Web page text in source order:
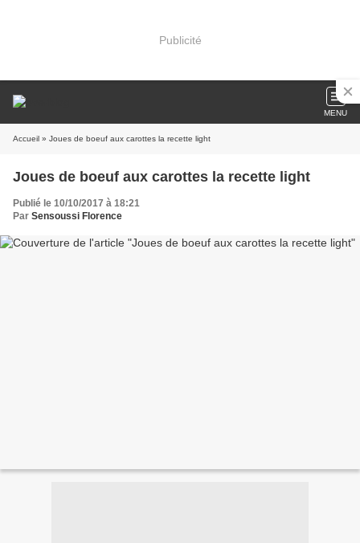
Publicité
MENU
Accueil » Joues de boeuf aux carottes la recette light
Joues de boeuf aux carottes la recette light
Publié le 10/10/2017 à 18:21
Par Sensoussi Florence